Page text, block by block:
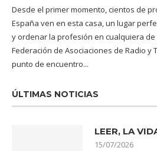
Desde el primer momento, cientos de
España ven en esta casa, un lugar
y ordenar la profesión en cualquiera de
Federación de Asociaciones de Radio y
punto de encuentro...
ÚLTIMAS NOTICIAS
LEER, LA
15/07/2026